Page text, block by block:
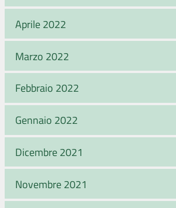
Aprile 2022
Marzo 2022
Febbraio 2022
Gennaio 2022
Dicembre 2021
Novembre 2021